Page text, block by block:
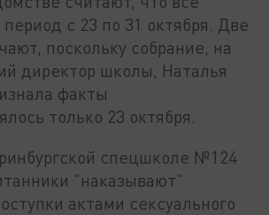
с 23 по 31 октября. Две
поскольку собрание, на
директор школы, Наталья
факты
только 23 октября.
спецшколе №124
"наказывают"
актами сексуального